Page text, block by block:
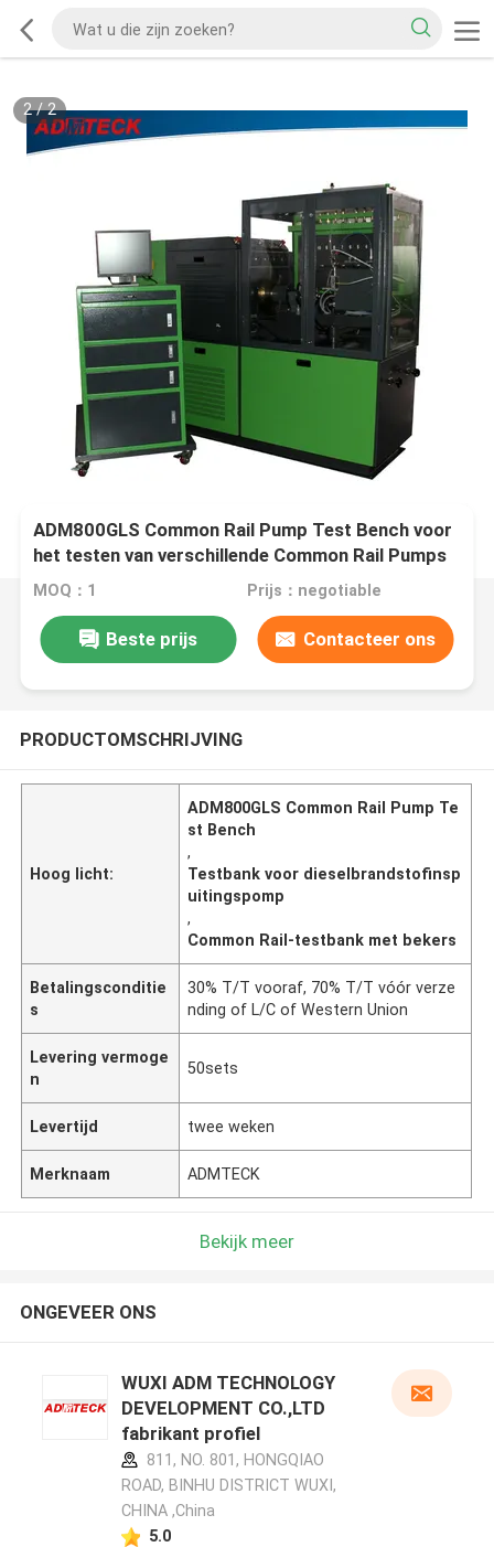
2/2
ADM800GLS Common Rail Pump Test Bench voor
het testen van verschillende Common Rail Pumps
die met bekers worden gemeten
MOQ：1 Prijs：negotiable
Beste prijs Contacteer ons
PRODUCTOMSCHRIJVING
Hoog licht:
ADM800GLS Common Rail Pump Te
st Bench
,
Testbank voor dieselbrandstofinsp
uitingspomp
,
Common Rail-testbank met bekers
Betalingsconditie
s
30% T/T vooraf, 70% T/T vóór verze
nding of L/C of Western Union
Levering vermoge
n
50sets
Levertijd twee weken
Merknaam ADMTECK
Bekijk meer
ONGEVEER ONS
WUXI ADM TECHNOLOGY
DEVELOPMENT CO.,LTD
fabrikant profiel
811, NO. 801, HONGQIAO
ROAD, BINHU DISTRICT WUXI,
CHINA ,China
5.0